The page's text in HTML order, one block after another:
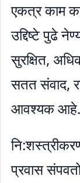
एकत्र काम
उद्दिष्टे पुढे
सुरक्षित,
सतत संवाद,
आवश्यक आहे.
प्रवास